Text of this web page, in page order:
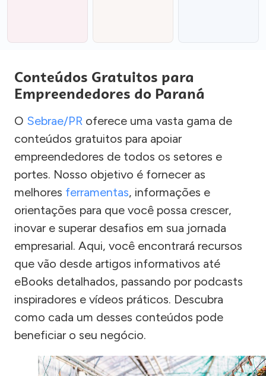
Conteúdos Gratuitos para
Empreendedores do Paraná
O Sebrae/PR oferece uma vasta gama de
conteúdos gratuitos para apoiar
empreendedores de todos os setores e
portes. Nosso objetivo é fornecer as
melhores ferramentas, informações e
orientações para que você possa crescer,
inovar e superar desafios em sua jornada
empresarial. Aqui, você encontrará recursos
que vão desde artigos informativos até
eBooks detalhados, passando por podcasts
inspiradores e vídeos práticos. Descubra
como cada um desses conteúdos pode
beneficiar o seu negócio.